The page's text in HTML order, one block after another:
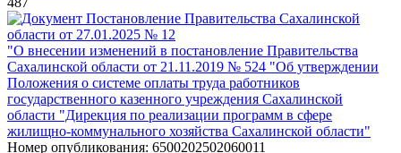
Постановление Правительства Сахалинской
области от 27.01.2025 № 12
"О внесении изменений в постановление Правительства
Сахалинской области от 21.11.2019 № 524 "Об утверждении
Положения о системе оплаты труда работников
государственного казенного учреждения Сахалинской
области "Дирекция по реализации программ в сфере
жилищно-коммунального хозяйства Сахалинской области"
Номер опубликования: 6500202502060011